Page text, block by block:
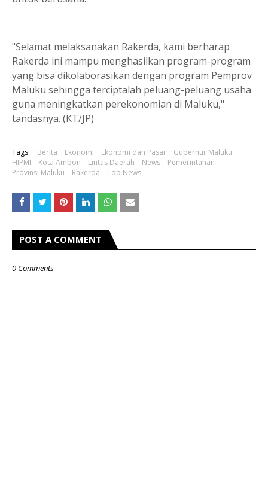
"Selamat melaksanakan Rakerda, kami berharap
Rakerda ini mampu menghasilkan program-program
yang bisa dikolaborasikan dengan program Pemprov
Maluku sehingga terciptalah peluang-peluang usaha
guna meningkatkan perekonomian di Maluku,"
tandasnya. (KT/JP)
Tags: Berita Ekonomi Ekonomi dan Pasar
Gubernur Maluku
HIPMI
Kota Ambon Lintas Daerah News
Pemerintahan
Provinsi Maluku
Rakerda Top News
POST A COMMENT
0 Comments